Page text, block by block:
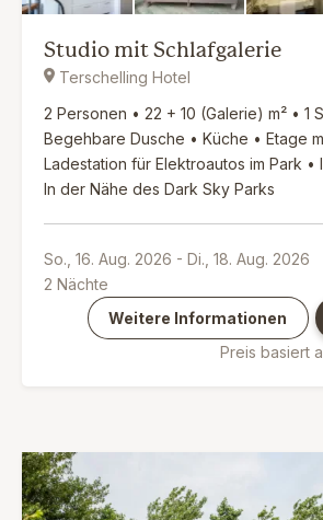
Studio mit Schlafgalerie
Terschelling Hotel
2 Personen • 22 + 10 (Galerie) m² • 1
Begehbare Dusche • Küche • Etage
Ladestation für Elektroautos im Park •
In der Nähe des Dark Sky Parks
So., 16. Aug. 2026 - Di., 18. Aug. 2026
2 Nächte
Weitere Informationen
Preis basiert